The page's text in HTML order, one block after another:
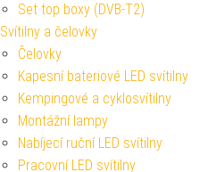
Set top boxy (DVB-T2)
Svítilny a čelovky
Čelovky
Kapesní bateriové LED svítilny
Kempingové a cyklosvítilny
Montážní lampy
Nabíjecí ruční LED svítilny
Pracovní LED svítilny